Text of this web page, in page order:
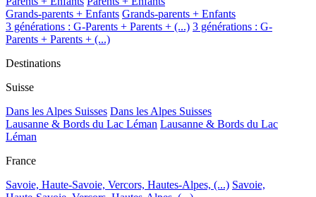
Grands-parents + Enfants Grands-parents + Enfants
3 générations : G-Parents + Parents + (...) 3 générations : G-
Parents + Parents + (...)
Destinations
Suisse
Dans les Alpes Suisses Dans les Alpes Suisses
Lausanne & Bords du Lac Léman Lausanne & Bords du Lac
Léman
France
Savoie, Haute-Savoie, Vercors, Hautes-Alpes, (...) Savoie,